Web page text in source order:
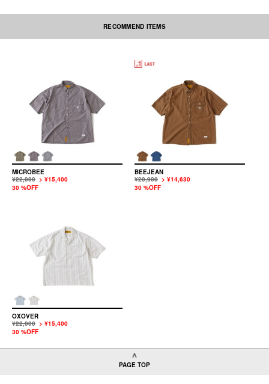
素材の性質上、多少収縮する可能性があります。洗濯後、形を整えて干して
下さい。なお自動乾燥機(タンブラー)の御使用はおさけ下さい。アイロンを
かける際には必ず当て布をしてください。刺繍部分・ネーム部分にはアイロ
ンを当てないで下さい。
RECOMMEND ITEMS
MICROBEE
¥22,000 > ¥15,400
30 %OFF
BEEJEAN
¥20,900 > ¥14,630
30 %OFF
OXOVER
¥22,000 > ¥15,400
30 %OFF
PAGE TOP